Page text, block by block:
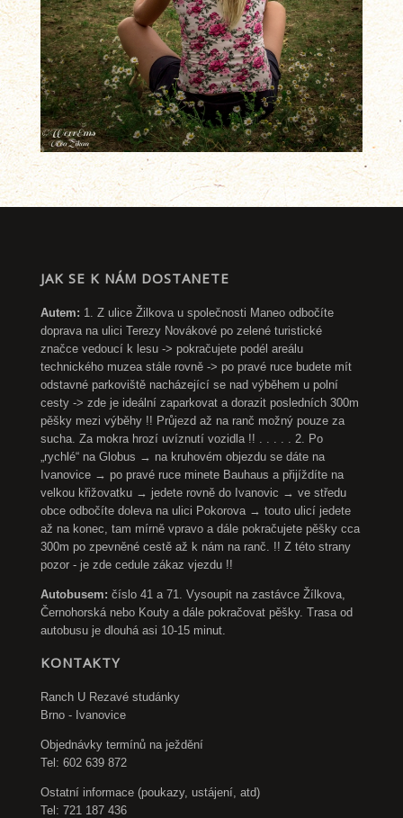
JAK SE K NÁM DOSTANETE
Autem: 1. Z ulice Žilkova u společnosti Maneo odbočíte
doprava na ulici Terezy Novákové po zelené turistické
značce vedoucí k lesu -> pokračujete podél areálu
technického muzea stále rovně -> po pravé ruce budete mít
odstavné parkoviště nacházející se nad výběhem u polní
cesty -> zde je ideální zaparkovat a dorazit posledních 300m
pěšky mezi výběhy !! Průjezd až na ranč možný pouze za
sucha. Za mokra hrozí uvíznutí vozidla !! . . . . . 2. Po
„rychlé“ na Globus → na kruhovém objezdu se dáte na
Ivanovice → po pravé ruce minete Bauhaus a přijíždíte na
velkou křižovatku → jedete rovně do Ivanovic → ve středu
obce odbočíte doleva na ulici Pokorova → touto ulicí jedete
až na konec, tam mírně vpravo a dále pokračujete pěšky cca
300m po zpevněné cestě až k nám na ranč. !! Z této strany
pozor - je zde cedule zákaz vjezdu !!
Autobusem: číslo 41 a 71. Vysoupit na zastávce Žílkova,
Černohorská nebo Kouty a dále pokračovat pěšky. Trasa od
autobusu je dlouhá asi 10-15 minut.
KONTAKTY
Ranch U Rezavé studánky
Brno - Ivanovice
Objednávky termínů na ježdění
Tel: 602 639 872
Ostatní informace (poukazy, ustájení, atd)
Tel: 721 187 436